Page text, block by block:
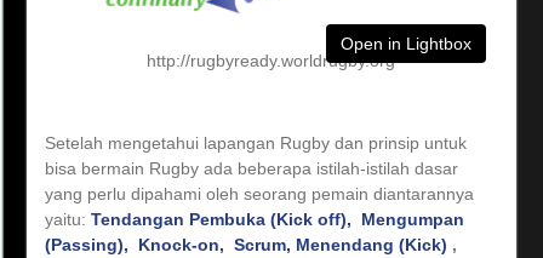
Open in Lightbox
http://rugbyready.worldrugby.org
Setelah mengetahui lapangan Rugby dan prinsip untuk
bisa bermain Rugby ada beberapa istilah-istilah dasar
yang perlu dipahami oleh seorang pemain diantarannya
yaitu: Tendangan Pembuka (Kick off),
Mengumpan
(Passing),
Knock-on, Scrum, Menendang (Kick) ,